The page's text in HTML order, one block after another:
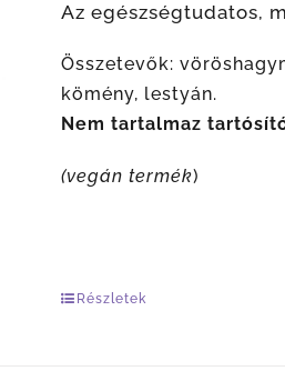
Az egészségtudatos,
Összetevők:
kömény, lestyán.
Nem tartalmaz
(vegán termék)
Részletek